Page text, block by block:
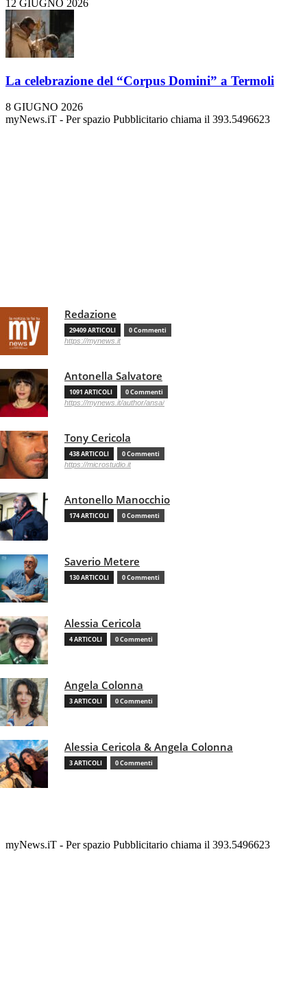
12 GIUGNO 2026
La celebrazione del “Corpus Domini” a Termoli
8 GIUGNO 2026
myNews.iT - Per spazio Pubblicitario chiama il 393.5496623
Redazione
29409 ARTICOLI 0 Commenti
https://mynews.it
Antonella Salvatore
1091 ARTICOLI 0 Commenti
https://mynews.it/author/ansa/
Tony Cericola
438 ARTICOLI 0 Commenti
https://microstudio.it
Antonello Manocchio
174 ARTICOLI 0 Commenti
Saverio Metere
130 ARTICOLI 0 Commenti
Alessia Cericola
4 ARTICOLI 0 Commenti
Angela Colonna
3 ARTICOLI 0 Commenti
Alessia Cericola & Angela Colonna
3 ARTICOLI 0 Commenti
myNews.iT - Per spazio Pubblicitario chiama il 393.5496623